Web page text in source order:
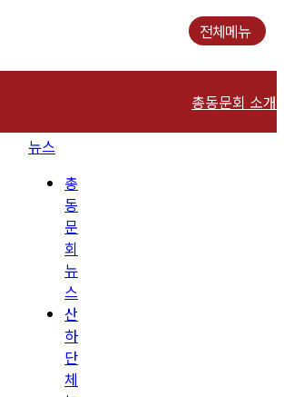
전체메뉴
총동문회 소개
뉴스
총
동
문
회
뉴
스
산
하
단
체